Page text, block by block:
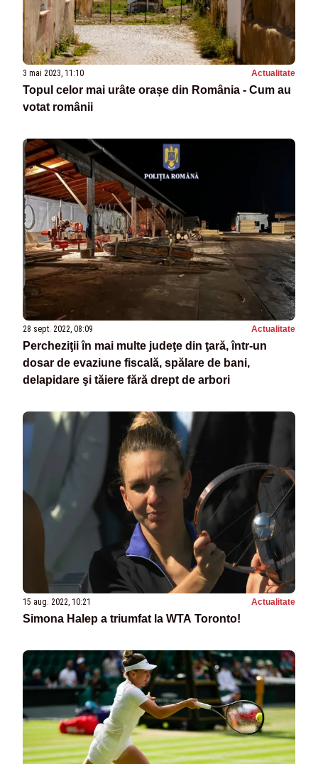
3 mai 2023, 11:10 Actualitate
Topul celor mai urâte orașe din România - Cum au
votat românii
28 sept. 2022, 08:09 Actualitate
Percheziţii în mai multe judeţe din ţară, într-un
dosar de evaziune fiscală, spălare de bani,
delapidare şi tăiere fără drept de arbori
15 aug. 2022, 10:21 Actualitate
Simona Halep a triumfat la WTA Toronto!